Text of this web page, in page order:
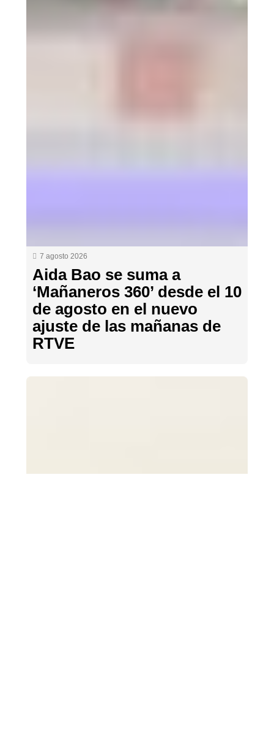
7 agosto 2026
Aida Bao se suma a
‘Mañaneros 360’ desde el 10
de agosto en el nuevo
ajuste de las mañanas de
RTVE